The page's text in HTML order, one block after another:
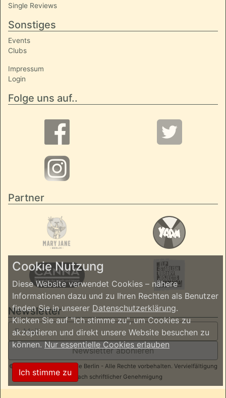
Single Reviews
Sonstiges
Events
Clubs
Impressum
Login
Folge uns auf..
Partner
Newsletter
Newsletter abonieren
© 2026 ReggaeInBerlin.de Berlin - Alle Rechte vorbehalten. Vervielfältigung
nur nach schriftlicher Genehmigung
Cookie Nutzung
Diese Website verwendet Cookies – nähere
Informationen dazu und zu Ihren Rechten als Benutzer
finden Sie in unserer Datenschutzerklärung.
Klicken Sie auf "Ich stimme zu", um Cookies zu
akzeptieren und direkt unsere Website besuchen zu
können.Nur essentielle Cookies erlauben
Ich stimme zu